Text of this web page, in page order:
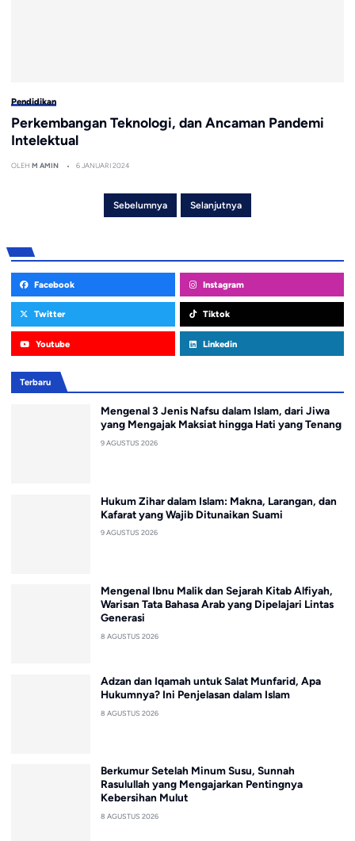
Pendidikan
Perkembangan Teknologi, dan Ancaman Pandemi
Intelektual
OLEH M AMIN 6 JANUARI 2024
Sebelumnya Selanjutnya
Facebook Instagram
Twitter Tiktok
Youtube Linkedin
Terbaru
Mengenal 3 Jenis Nafsu dalam Islam, dari Jiwa
yang Mengajak Maksiat hingga Hati yang Tenang
9 AGUSTUS 2026
Hukum Zihar dalam Islam: Makna, Larangan, dan
Kafarat yang Wajib Ditunaikan Suami
9 AGUSTUS 2026
Mengenal Ibnu Malik dan Sejarah Kitab Alfiyah,
Warisan Tata Bahasa Arab yang Dipelajari Lintas
Generasi
8 AGUSTUS 2026
Adzan dan Iqamah untuk Salat Munfarid, Apa
Hukumnya? Ini Penjelasan dalam Islam
8 AGUSTUS 2026
Berkumur Setelah Minum Susu, Sunnah
Rasulullah yang Mengajarkan Pentingnya
Kebersihan Mulut
8 AGUSTUS 2026